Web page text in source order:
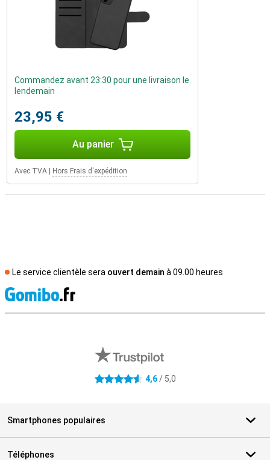
Commandez avant 23:30 pour une livraison le
lendemain
23,95 €
Au panier
Avec TVA Hors Frais d'expédition
Le service clientèle sera ouvert demain à 09.00 heures
4.6 étoiles 4,6/ 5,0
Smartphones populaires
Téléphones